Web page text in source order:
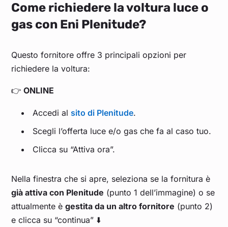
Come richiedere la voltura luce o
gas con Eni Plenitude?
Questo fornitore offre 3 principali opzioni per
richiedere la voltura:
👉 ONLINE
Accedi al sito di Plenitude.
Scegli l’offerta luce e/o gas che fa al caso tuo.
Clicca su “Attiva ora”.
Nella finestra che si apre, seleziona se la fornitura è
già attiva con Plenitude (punto 1 dell’immagine) o se
attualmente ègestita da un altro fornitore (punto 2)
e clicca su “continua” ⬇️